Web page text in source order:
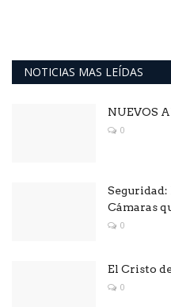
NOTICIAS MAS LEÍDAS
NUEVOS
0
Seguridad:
Cámaras
0
El Cristo
0